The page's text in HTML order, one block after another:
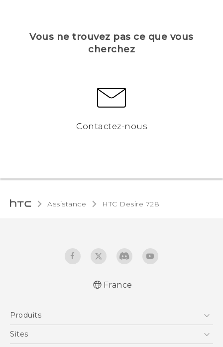
Vous ne trouvez pas ce que vous
cherchez
Contactez-nous
Assistance HTC Desire 728‎
France
Produits
Smartphones
Sites